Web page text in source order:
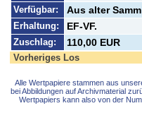
Verfügbar: Aus alter
Erhaltung: EF-VF.
Zuschlag: 110,00 EUR
Vorheriges Los
Alle Wertpapiere stammen aus
bei Abbildungen auf Archivmaterial
Wertpapiers kann also von der